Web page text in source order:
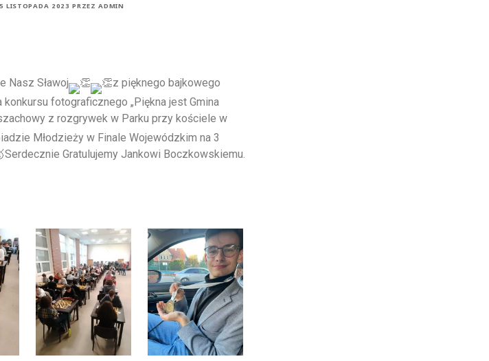
LISTOPADA 2023 PRZEZ ADMIN
Nasz Sławoj
z pięknego bajkowego
fotograficznego „Piękna jest Gmina
z rozgrywek w Parku przy kościele w
Młodzieży w Finale Wojewódzkim na 3
Serdecznie Gratulujemy Jankowi Boczkowskiemu.